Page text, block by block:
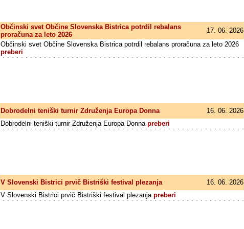
Občinski svet Občine Slovenska Bistrica potrdil rebalans
proračuna za leto 2026
17. 06. 2026
Občinski svet Občine Slovenska Bistrica potrdil rebalans proračuna za leto 2026
preberi
Dobrodelni teniški turnir Združenja Europa Donna
16. 06. 2026
Dobrodelni teniški turnir Združenja Europa Donna preberi
V Slovenski Bistrici prvič Bistriški festival plezanja
16. 06. 2026
V Slovenski Bistrici prvič Bistriški festival plezanja preberi